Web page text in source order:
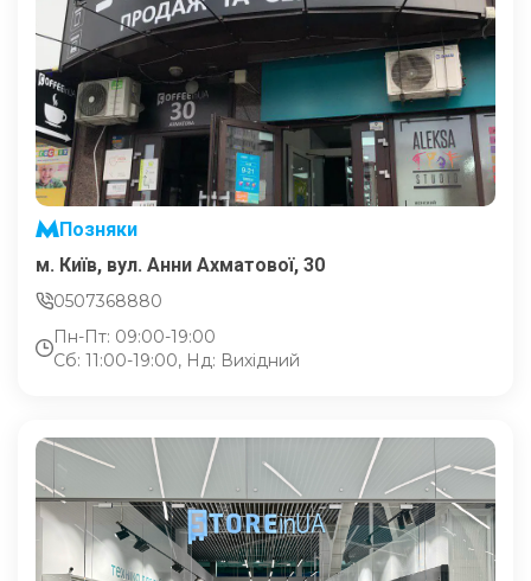
Позняки
м. Київ, вул. Анни Ахматової, 30
0507368880
Пн-Пт: 09:00-19:00
Сб: 11:00-19:00, Нд: Вихідний